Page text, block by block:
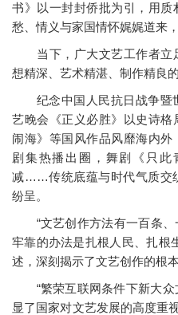
书》以一封封侨批为引，用
愁、情义与家国情怀娓娓道来
当下，广大文艺工作者立
想精深、艺术精湛、制作精良的
纪念中国人民抗日战争暨
艺晚会《正义必胜》以史诗
闹海》等国风作品风靡海内
剧集热播出圈，舞剧《只
减……传统底蕴与时代气质交
纷呈。
“文艺创作方法有一百条、
牢靠的办法是扎根人民、扎根
述，深刻揭示了文艺创作的根本
“繁荣互联网条件下新大众
显了国家对文艺发展的高度重